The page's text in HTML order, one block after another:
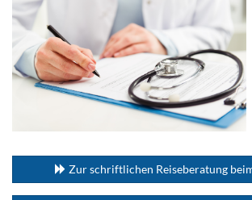
Zur schriftlichen Reiseberatung